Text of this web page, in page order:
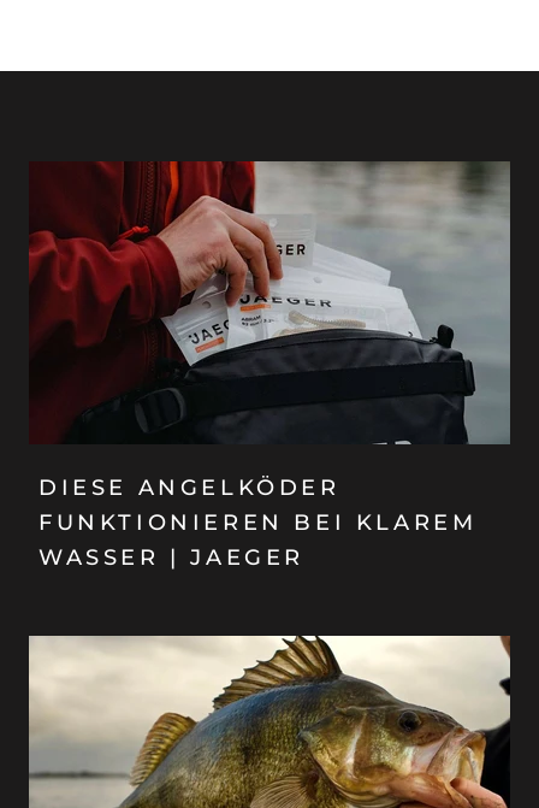
DIESE ANGELKÖDER
FUNKTIONIEREN BEI KLAREM
WASSER | JAEGER